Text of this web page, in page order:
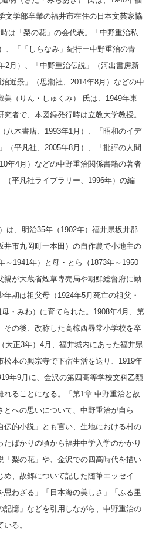
文学部卒業の福井市在住の日本文芸家協
は「梨の花」の会代表。「中野重治私
、「「しらなみ」紀行ー中野重治の青
2月）、「中野重治伝説」（河出書房新
近景」（思潮社、2014年8月）などの中
美（りん・しゅくみ） 氏は、1949年東
者で、本図録発行時は立教大学教授。
八木書店、1993年1月）、「昭和のイデ
（平凡社、2005年8月）、「批評の人間
年4月）などの中野重治関係書籍の著者
（平凡社ライブラリー、1996年）の編
は、明治35年（1902年）福井県坂井郡
井市丸岡町一本田）の自作農で小地主の
～1941年）と母・とら（1873年～1950
親が大蔵省煙草専売局や朝鮮総督府に勤
期は祖父母（1924年5月死亡の祖父・
・みわ）に育てられた。1908年4月、第
その後、改称した高椋西尋常小学校を卒
大正3年）4月、福井城内にあった福井県
松本の興宗寺で下宿生活を送り、1919年
年9月に、金沢の第四高等学校文科乙類
れることになる。「第1章 中野重治と故
への思いについて、中野重治が自ら
伝的小説」とも言い、生地における村の
ばかりの頃から福井中学入学のかかり
「梨の花」や、金沢での四高時代を描い
め、故郷について記した随筆エッセイ
思わざる」「日本海の美しさ」「ふる里
記憶」などを引用しながら、中野重治の
る。